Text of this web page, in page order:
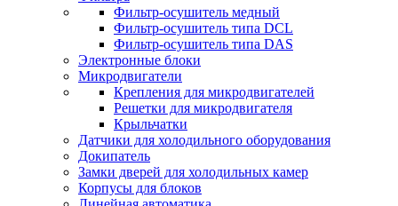
Фильтр-осушитель медный
Фильтр-осушитель типа DCL
Фильтр-осушитель типа DAS
Электронные блоки
Микродвигатели
Крепления для микродвигателей
Решетки для микродвигателя
Крыльчатки
Датчики для холодильного оборудования
Докипатель
Замки дверей для холодильных камер
Корпусы для блоков